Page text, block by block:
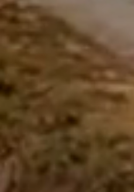
répondre à